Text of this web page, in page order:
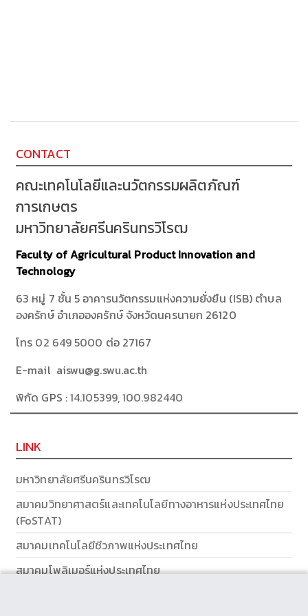
CONTACT
คณะเทคโนโลยีและนวัตกรรมผลิตภัณฑ์
การเกษตร
มหาวิทยาลัยศรีนครินทรวิโรฒ
Faculty of Agricultural Product Innovation and
Technology
63 หมู่ 7 ชั้น 5 อาคารนวัตกรรมแห่งความยั่งยืน (ISB) ตำบล
องครักษ์ อำเภอองครักษ์ จังหวัดนครนายก 26120
โทร 02 649 5000 ต่อ 27167
E-mail aiswu@g.swu.ac.th
พิกัด GPS :14.105399, 100.982440
LINK
มหาวิทยาลัยศรีนครินทรวิโรฒ
สมาคมวิทยาศาสตร์และเทคโนโลยีทางอาหารแห่งประเทศไทย
(FoSTAT)
สมาคมเทคโนโลยีชีวภาพแห่งประเทศไทย
สมาคมโพลิเมอร์แห่งประเทศไทย